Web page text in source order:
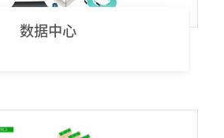
数据中心